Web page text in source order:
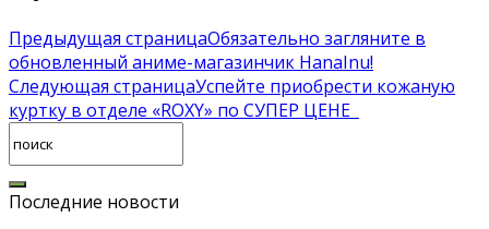
Предыдущая страницаОбязательно загляните в
обновленный аниме-магазинчик HanaInu!
Следующая страницаУспейте приобрести кожаную
куртку в отделе «ROXY» по СУПЕР ЦЕНЕ
Последние новости